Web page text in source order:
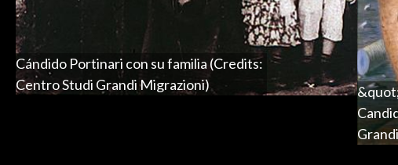
Cándido Portinari con su familia (Credits:
Centro Studi Grandi Migrazioni)